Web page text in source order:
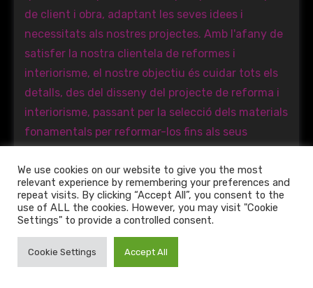
We use cookies on our website to give you the most
relevant experience by remembering your preferences and
repeat visits. By clicking “Accept All”, you consent to the
use of ALL the cookies. However, you may visit "Cookie
Settings" to provide a controlled consent.
Cookie Settings Accept All